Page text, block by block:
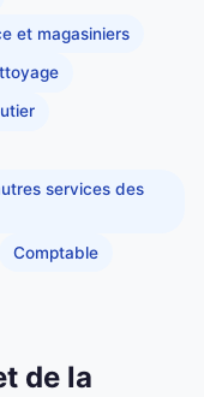
et magasiniers
services des
Comptable
de la